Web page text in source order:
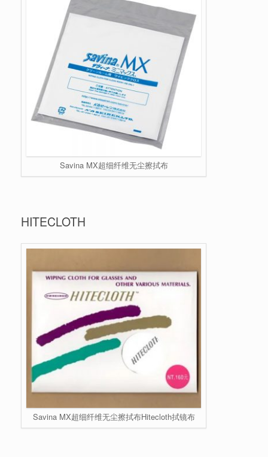
Savina MX超细纤维无尘擦拭布
HITECLOTH
Savina MX超细纤维无尘擦拭布Hitecloth拭镜布